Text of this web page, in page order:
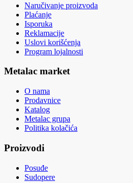
Naručivanje proizvoda
Plaćanje
Isporuka
Reklamacije
Uslovi korišćenja
Program lojalnosti
Metalac market
O nama
Prodavnice
Katalog
Metalac grupa
Politika kolačića
Proizvodi
Posuđe
Sudopere